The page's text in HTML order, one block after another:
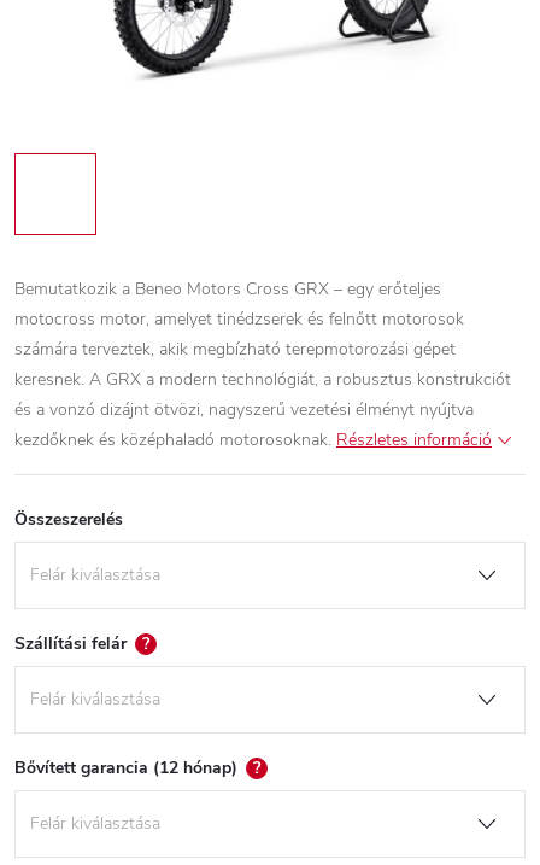
Bemutatkozik a Beneo Motors Cross GRX – egy erőteljes
motocross motor, amelyet tinédzserek és felnőtt motorosok
számára terveztek, akik megbízható terepmotorozási gépet
keresnek. A GRX a modern technológiát, a robusztus konstrukciót
és a vonzó dizájnt ötvözi, nagyszerű vezetési élményt nyújtva
kezdőknek és középhaladó motorosoknak. Részletes információ
Összeszerelés
Szállítási felár ?
Bővített garancia (12 hónap) ?